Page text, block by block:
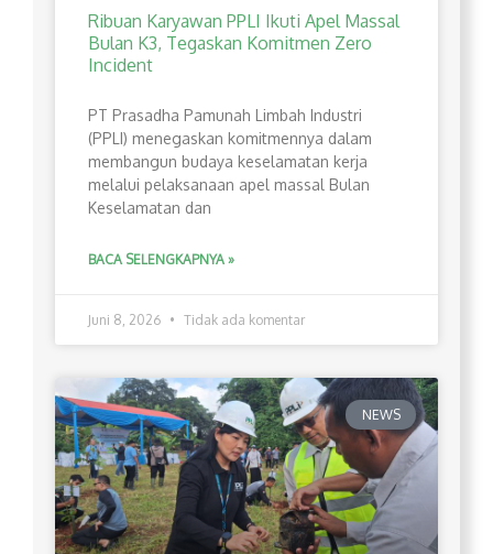
Ribuan Karyawan PPLI Ikuti Apel Massal
Bulan K3, Tegaskan Komitmen Zero
Incident
PT Prasadha Pamunah Limbah Industri
(PPLI) menegaskan komitmennya dalam
membangun budaya keselamatan kerja
melalui pelaksanaan apel massal Bulan
Keselamatan dan
BACA SELENGKAPNYA »
Juni 8, 2026 Tidak ada komentar
NEWS